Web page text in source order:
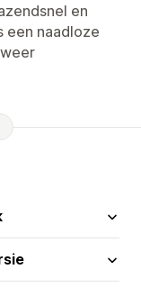
en
een naadloze